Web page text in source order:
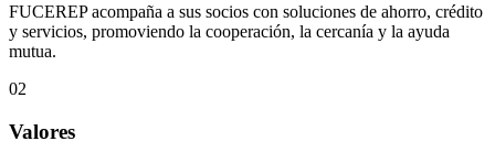
FUCEREP acompaña a sus socios con soluciones de ahorro, crédito
y servicios, promoviendo la cooperación, la cercanía y la ayuda
mutua.
02
Valores